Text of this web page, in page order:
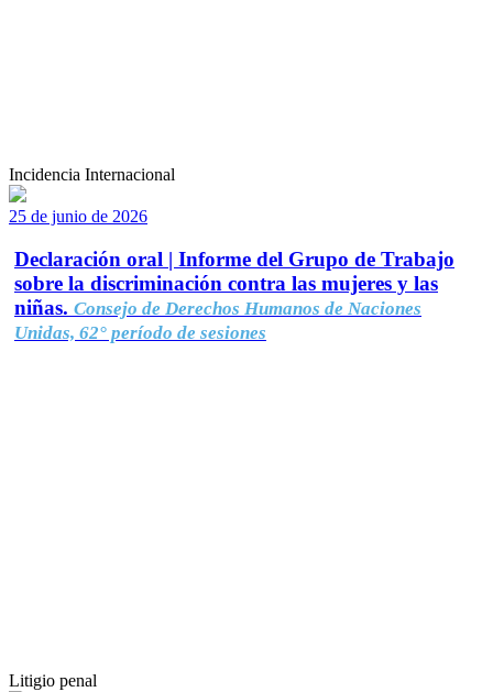
Incidencia Internacional
25 de junio de 2026
Declaración oral | Informe del Grupo de Trabajo
sobre la discriminación contra las mujeres y las
niñas. Consejo de Derechos Humanos de Naciones
Unidas, 62° período de sesiones
Litigio penal